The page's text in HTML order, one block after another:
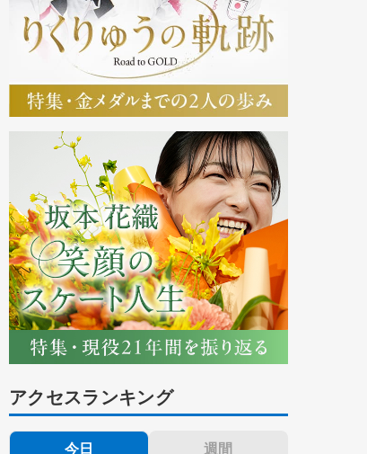
アクセスランキング
今日 週間